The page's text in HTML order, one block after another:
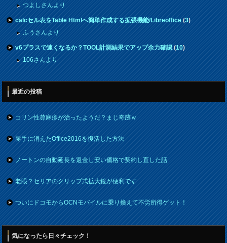
つよしさんより
calcセル表をTable Htmlへ簡単作成する拡張機能/Libreoffice(3)
ふうさんより
v6プラスで速くなるか？TOOL計測結果でアップ余力確認(10)
106さんより
最近の投稿
コリン性蕁麻疹が治ったようだ？まじ奇跡ｗ
勝手に消えたOffice2016を復活した方法
ノートンの自動延長を返金し安い価格で契約し直した話
老眼？セリアのクリップ式拡大鏡が便利です
ついにドコモからOCNモバイルに乗り換えて不労所得ゲット！
気になったら日々チェック！